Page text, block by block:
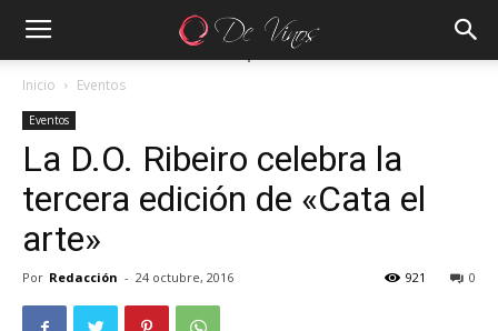
Inicio Eventos
Eventos
La D.O. Ribeiro celebra la
tercera edición de «Cata el
arte»
Por Redacción - 24 octubre, 2016 0
921